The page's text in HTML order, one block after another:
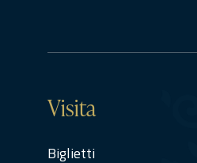
Visita
Biglietti